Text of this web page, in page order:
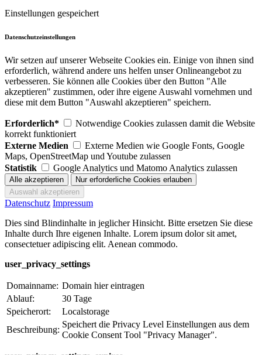
Einstellungen gespeichert
Datenschutzeinstellungen
Wir setzen auf unserer Webseite Cookies ein. Einige von ihnen sind
erforderlich, während andere uns helfen unser Onlineangebot zu
verbesseren. Sie können alle Cookies über den Button "Alle
akzeptieren" zustimmen, oder ihre eigene Auswahl vornehmen und
diese mit dem Button "Auswahl akzeptieren" speichern.
Erforderlich*
Notwendige Cookies zulassen damit die Website
korrekt funktioniert
Externe Medien
Externe Medien wie Google Fonts, Google
Maps, OpenStreetMap und Youtube zulassen
Statistik
Google Analytics und Matomo Analytics zulassen
Datenschutz Impressum
Dies sind Blindinhalte in jeglicher Hinsicht. Bitte ersetzen Sie diese
Inhalte durch Ihre eigenen Inhalte. Lorem ipsum dolor sit amet,
consectetuer adipiscing elit. Aenean commodo.
user_privacy_settings
Domainname: Domain hier eintragen
Ablauf:
30 Tage
Speicherort:
Localstorage
Beschreibung:
Speichert die Privacy Level Einstellungen aus dem
Cookie Consent Tool "Privacy Manager".